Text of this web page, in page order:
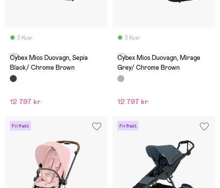
3 Kvar
(0)
Cybex Mios Duovagn, Sepia
Black/ Chrome Brown
12 797 kr
3 Kvar
(0)
Cybex Mios Duovagn, Mirage
Grey/ Chrome Brown
12 797 kr
Fri frakt Fri frakt